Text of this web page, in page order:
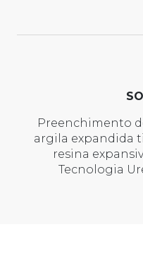
Preenchimento
argila expandida
resina
Tecnologia